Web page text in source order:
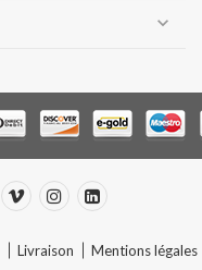
expand_more
Livraison Mentions légales